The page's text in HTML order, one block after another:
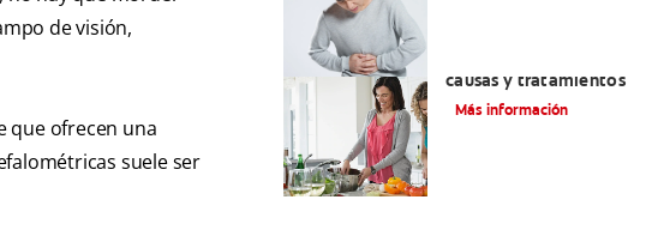
de visión,
que ofrecen una
suele ser
causas y tratamientos
Más información